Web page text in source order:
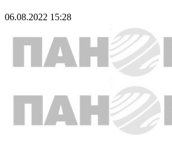
06.08.2022 15:28